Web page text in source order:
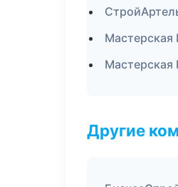
Мастерская
Другие